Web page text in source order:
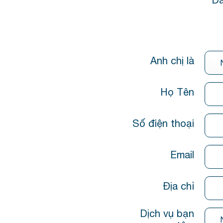
Anh chị là
Họ Tên
Số điện thoại
Email
Địa chỉ
Dịch vụ bạn